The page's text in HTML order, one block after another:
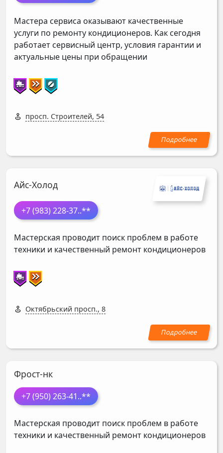
Мастера сервиса оказывают качественные
услуги по ремонту кондиционеров. Как сегодня
работает сервисный центр, условия гарантии и
актуальные цены при обращении
просп. Строителей, 54
Айс-Холод
+7 (983) 228-37..**
Мастерская проводит поиск проблем в работе
техники и качественный ремонт кондиционеров
Октябрьский просп., 8
Фрост-нк
+7 (950) 263-41..**
Мастерская проводит поиск проблем в работе
техники и качественный ремонт кондиционеров